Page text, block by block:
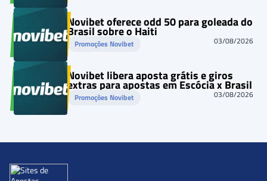
Novibet oferece odd 50 para goleada do
Brasil sobre o Haiti
Promoções Novibet 03/08/2026
Novibet libera aposta grátis e giros
extras para apostas em Escócia x Brasil
Promoções Novibet 03/08/2026